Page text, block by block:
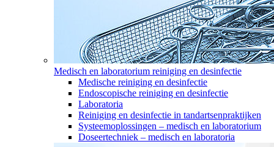
Medisch en laboratorium reiniging en desinfectie
Medische reiniging en desinfectie
Endoscopische reiniging en desinfectie
Laboratoria
Reiniging en desinfectie in tandartsenpraktijken
Systeemoplossingen – medisch en laboratorium
Doseertechniek – medisch en laboratoria